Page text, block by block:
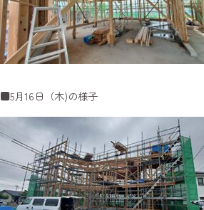
■5月16日（木)の様子